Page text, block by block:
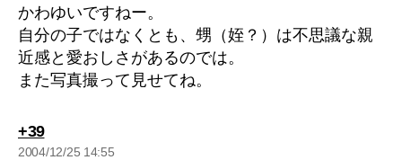
かわゆいですねー。
自分の子ではなくとも、甥（姪？）は不思議な親
近感と愛おしさがあるのでは。
また写真撮って見せてね。
+39の
発
2004/12/25 14:55